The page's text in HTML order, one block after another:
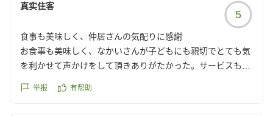
真实住客
5
食事も美味しく、仲居さんの気配りに感謝
お食事も美味しく、なかいさんが子どもにも親切でとても気
を利かせて声かけをして頂きありがたかった。サービスも充
クチコミの詳細はこちらから
举报 有帮助